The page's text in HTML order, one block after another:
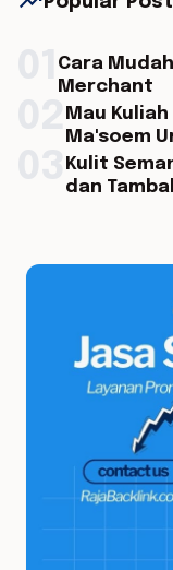
Cara
Merchant
Mau
Ma'soem
Kulit
dan